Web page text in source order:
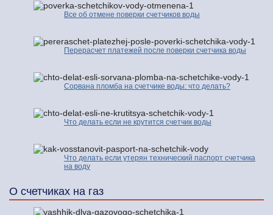
Все об отмене поверки счетчиков воды
Перерасчет платежей после поверки счетчика воды
Сорвана пломба на счетчике воды: что делать?
Что делать если не крутится счетчик воды
Что делать если утерян технический паспорт счетчика
на воду
О счетчиках на газ